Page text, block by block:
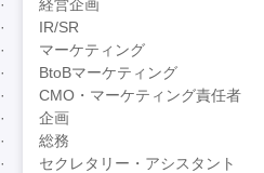
経営企画
IR/SR
マーケティング
BtoBマーケティング
CMO・マーケティング責任者
企画
総務
セクレタリー・アシスタント